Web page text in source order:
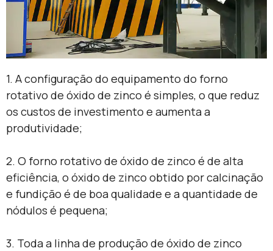
1. A configuração do equipamento do forno
rotativo de óxido de zinco é simples, o que reduz
os custos de investimento e aumenta a
produtividade;
2. O forno rotativo de óxido de zinco é de alta
eficiência, o óxido de zinco obtido por calcinação
e fundição é de boa qualidade e a quantidade de
nódulos é pequena;
3. Toda a linha de produção de óxido de zinco